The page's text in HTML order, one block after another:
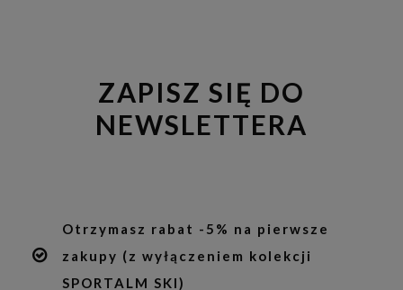
ZAPISZ SIĘ DO
NEWSLETTERA
Otrzymasz rabat -5% na pierwsze
zakupy (z wyłączeniem kolekcji
SPORTALM SKI)